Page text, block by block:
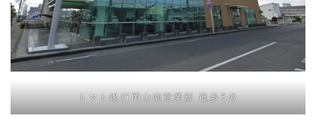
トマト銀行岡山南営業部 徒歩5分